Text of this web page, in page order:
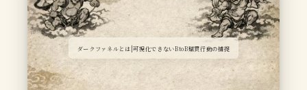
ダークファネルとは|可視化できないBtoB購買行動の捕捉